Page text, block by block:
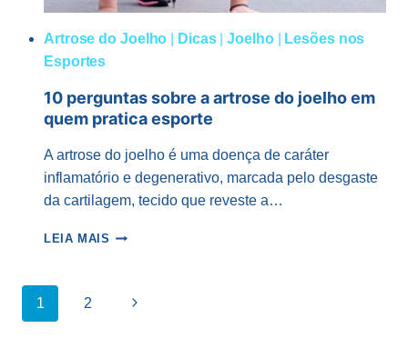
Artrose do Joelho Dicas|Joelho|
Lesões nos
Esportes
10 perguntas sobre a artrose do joelho em
quem pratica esporte
A artrose do joelho é uma doença de caráter
inflamatório e degenerativo, marcada pelo desgaste
da cartilagem, tecido que reveste a…
LEIA MAIS 10
ARTROSE
Navegação
da
1 2 Página